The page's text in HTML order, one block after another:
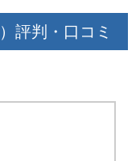
評判・口コミ